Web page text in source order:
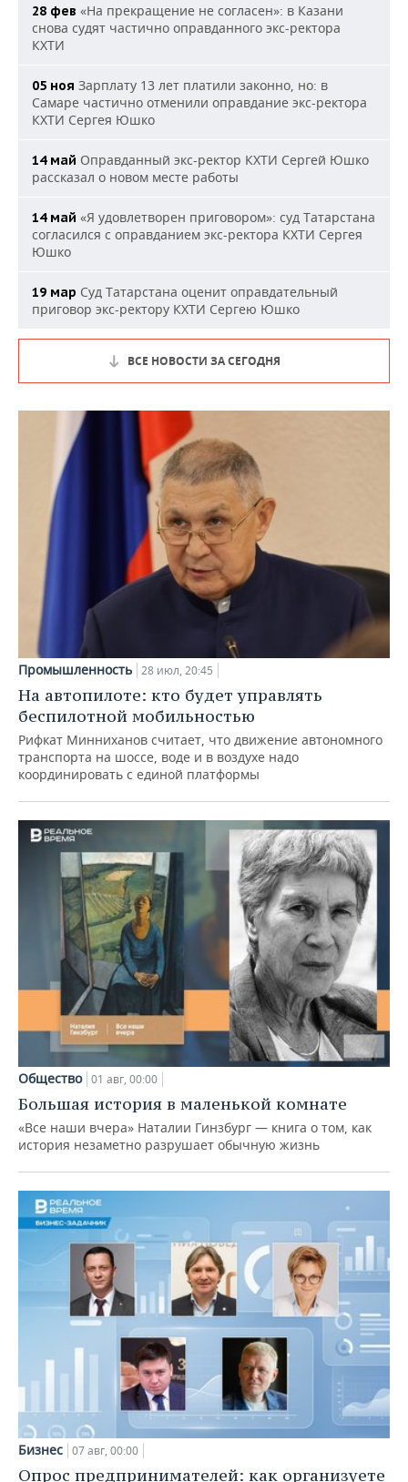
28 фев «На прекращение не согласен»: в Казани
снова судят частично оправданного экс-ректора
КХТИ
05 ноя Зарплату 13 лет платили законно, но: в
Самаре частично отменили оправдание экс-ректора
КХТИ Сергея Юшко
14 май Оправданный экс-ректор КХТИ Сергей Юшко
рассказал о новом месте работы
14 май «Я удовлетворен приговором»: суд Татарстана
согласился с оправданием экс-ректора КХТИ Сергея
Юшко
19 мар Суд Татарстана оценит оправдательный
приговор экс-ректору КХТИ Сергею Юшко
ВСЕ НОВОСТИ ЗА СЕГОДНЯ
Промышленность 28 июл, 20:45
На автопилоте: кто будет управлять
беспилотной мобильностью
Рифкат Минниханов считает, что движение автономного
транспорта на шоссе, воде и в воздухе надо
координировать с единой платформы
Общество 01 авг, 00:00
Большая история в маленькой комнате
«Все наши вчера» Наталии Гинзбург — книга о том, как
история незаметно разрушает обычную жизнь
Бизнес 07 авг, 00:00
Опрос предпринимателей: как организуете